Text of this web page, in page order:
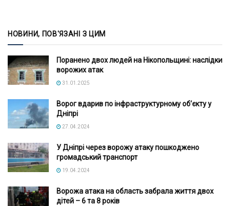
НОВИНИ, ПОВ'ЯЗАНІ З ЦИМ
Поранено двох людей на Нікопольщині: наслідки
ворожих атак
31.01.2025
Ворог вдарив по інфраструктурному об’єкту у
Дніпрі
27.04.2024
У Дніпрі через ворожу атаку пошкоджено
громадський транспорт
19.04.2024
Ворожа атака на область забрала життя двох
дітей – 6 та 8 років